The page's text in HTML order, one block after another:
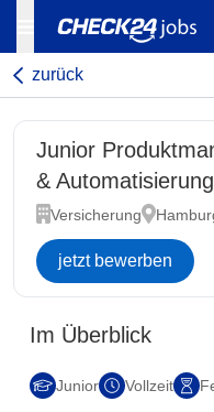
zurück
Junior
& Automatisierung
Versicherung
jetzt bewerben
Im Überblick
Junior Vollzeit